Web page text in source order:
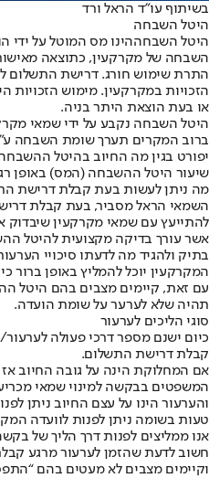
בשיתוף עו"ד הראל ורד
היטל השבחה
היטל השבחההינו מס המוטל על ידי
השבחה של מקרקעין, כתוצאה מאישור
התרת שימוש חורג. דרישת
הזכויות במקרקעין. מימוש הזכויות
או בעת הוצאת היתר בניה.
היטל השבחה נקבע על ידי שמאי
ברוב המקרים תערך שומת השבחה
יפורט בגין מה החיוב בהיטל
שיעור היטל ההשבחה (המס) באופן רגיל הינו 50%
מה ניתן לעשות בעת קבלת דרישת
השמאי הראל מסביר, בעת קבלת
להתייעץ עם שמאי מקרקעין
אשר עורך בדיקה מקצועית להיטל
בתיק ולהגיד מה לדעתו סיכויי
המקרקעין יוכל להמליץ באופן ברור
עם זאת, קיימים מצבים בהם היטל
תהיה שלא לערער על שומת הועדה.
סוגי הליכים לערעור
כיום ישנם מספר דרכי פעולה
קבלת דרישת התשלום.
אם המחלוקת הינה על גובה החיוב
המשפטים בבקשה למינוי שמאי
והערעור הינו על עצם החיוב ניתן
טעות בשומה ניתן לפנות לוועדה
אנו ממליצים לפנות דרך הליך של
חשוב לדעת שהזמן לערעור מרגע
וקיימים מצבים לא מעטים בהם